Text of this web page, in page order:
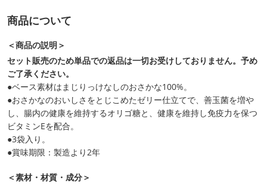
商品について
＜商品の説明＞
セット販売のため単品での返品は一切お受けしておりません。予め
ご了承ください。
●ベース素材はまじりっけなしのおさかな100%。
●おさかなのおいしさをとじこめたゼリー仕立てで、善玉菌を増や
し、腸内の健康を維持するオリゴ糖と、健康を維持し免疫力を保つ
ビタミンEを配合。
●3袋入り。
●賞味期限：製造より2年
＜素材・材質・成分＞